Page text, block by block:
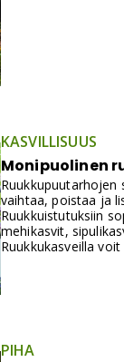
KASVILLISUUS
Monipuolinen
Ruukkupuutarhojen
vaihtaa, poistaa ja
Ruukkuistutuksiin
mehikasvit,
Ruukkukasveilla
PIHA